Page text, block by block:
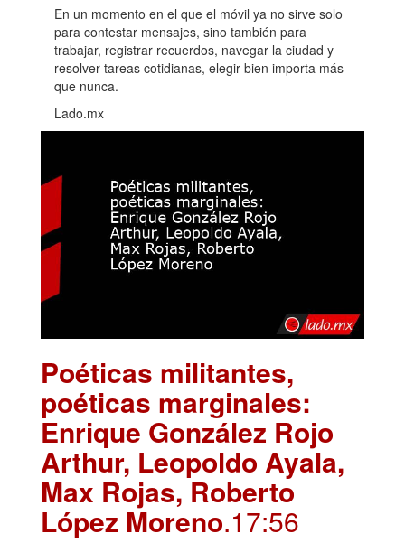
En un momento en el que el móvil ya no sirve solo
para contestar mensajes, sino también para
trabajar, registrar recuerdos, navegar la ciudad y
resolver tareas cotidianas, elegir bien importa más
que nunca.
Lado.mx
Poéticas militantes,
poéticas marginales:
Enrique González Rojo
Arthur, Leopoldo Ayala,
Max Rojas, Roberto
López Moreno.17:56